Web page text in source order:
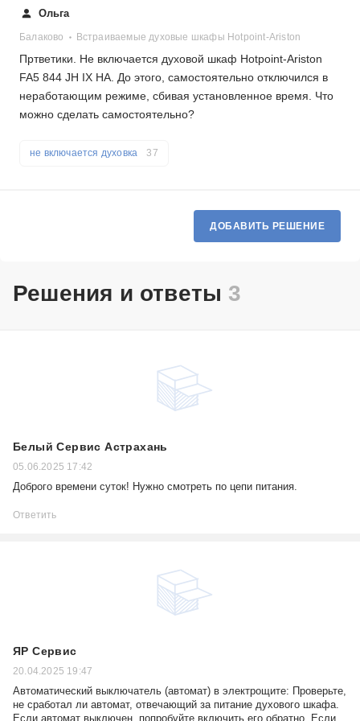
Ольга
Балаково Встраиваемые духовые шкафы Hotpoint-Ariston
Пртветики. Не включается духовой шкаф Hotpoint-Ariston
FA5 844 JH IX HA. До этого, самостоятельно отключился в
неработающим режиме, сбивая установленное время. Что
можно сделать самостоятельно?
не включается духовка 37
ДОБАВИТЬ РЕШЕНИЕ
Решения и ответы 3
Белый Сервис Астрахань
05.06.2025 17:42
Доброго времени суток! Нужно смотреть по цепи питания.
Ответить
ЯР Сервис
20.04.2025 19:47
Автоматический выключатель (автомат) в электрощите: Проверьте,
не сработал ли автомат, отвечающий за питание духового шкафа.
Если автомат выключен, попробуйте включить его обратно. Если